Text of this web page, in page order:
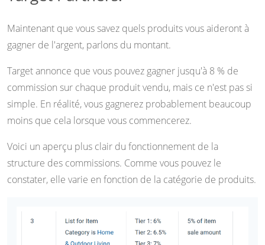
Maintenant que vous savez quels produits vous aideront à
gagner de l'argent, parlons du montant.
Target annonce que vous pouvez gagner jusqu'à 8 % de
commission sur chaque produit vendu, mais ce n'est pas si
simple. En réalité, vous gagnerez probablement beaucoup
moins que cela lorsque vous commencerez.
Voici un aperçu plus clair du fonctionnement de la
structure des commissions. Comme vous pouvez le
constater, elle varie en fonction de la catégorie de produits.